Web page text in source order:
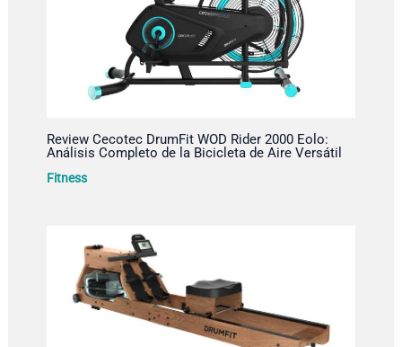
Review Cecotec DrumFit WOD Rider 2000 Eolo:
Análisis Completo de la Bicicleta de Aire Versátil
Fitness